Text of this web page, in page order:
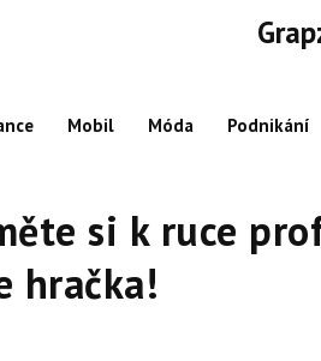
Mobil Móda Podnikání
si k ruce
hračka!